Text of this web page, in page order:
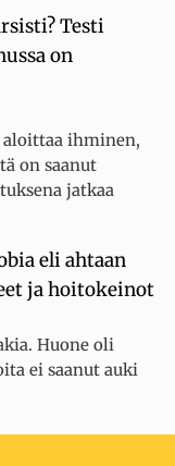
Testi
on
aloittaa ihminen,
on saanut
jatkaa
eli ahtaan
ja hoitokeinot
Huone oli
ei saanut auki